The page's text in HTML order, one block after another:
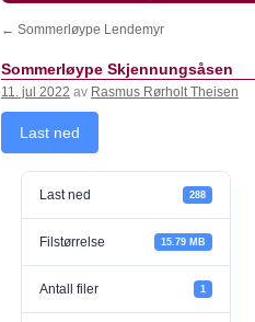
← Sommerløype Lendemyr
Sommerløype Skjennungsåsen
11. jul 2022 av Rasmus Rørholt Theisen
Last ned
Last ned 288
Filstørrelse 15.79 MB
Antall filer 1